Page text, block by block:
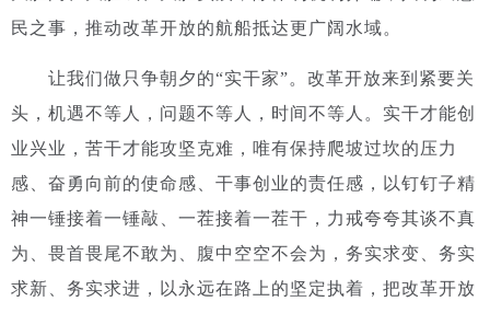
民之事，推动改革开放的航船抵达更广阔水域。
让我们做只争朝夕的“实干家”。 改革开放来到紧要关
头，机遇不等人，问题不等人，时间不等人。实干才能创
业兴业，苦干才能攻坚克难，唯有保持爬坡过坎的压力
感、奋勇向前的使命感、干事创业的责任感，以钉钉子精
神一锤接着一锤敲、一茬接着一茬干，力戒夸夸其谈不真
为、畏首畏尾不敢为、腹中空空不会为，务实求变、务实
求新、务实求进，以永远在路上的坚定执着，把改革开放